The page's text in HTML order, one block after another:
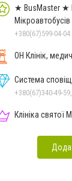
★ BusMaster ★
+380(67)599-04-04
ОН Клінік,
Система
+380(67)340-49-
Клініка святої